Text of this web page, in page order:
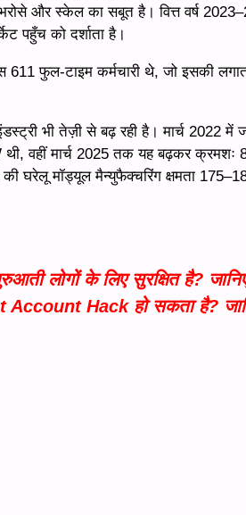
और स्केल का सबूत है। वित्त वर्ष
पहुँच को दर्शाता है।
फुल-टाइम कर्मचारी थे, जो इसकी
भी तेज़ी से बढ़ रही है। मार्च 2022
थी, वहीं मार्च 2025 तक यह बढ़कर
की घरेलू मॉड्यूल मैन्युफैक्चरिंग क्षमता
लोगों के लिए सुरक्षित है?
Account Hack हो सकता है?